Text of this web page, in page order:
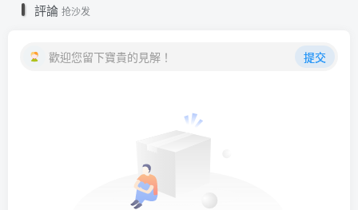
評論 抢沙发
歡迎您留下寶貴的見解！ 提交